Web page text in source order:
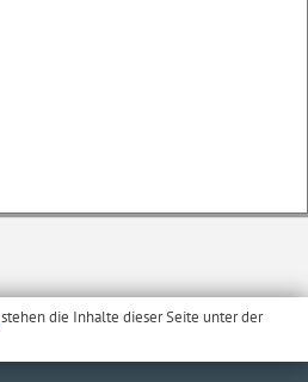
stehen die Inhalte dieser Seite unter der